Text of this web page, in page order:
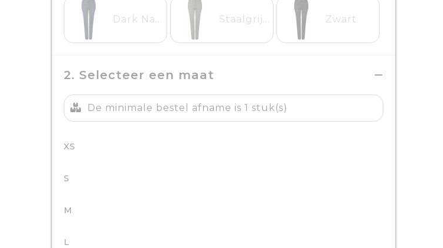
Dark Navy Staalgrijs Melangé Zwart
2. Selecteer een maat
De minimale bestel afname is 1 stuk(s)
XS
S
M
L